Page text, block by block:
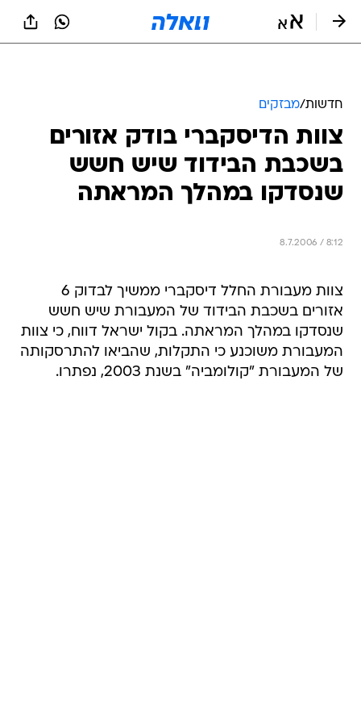
חדשות/מבזקים
צוות הדיסקברי בודק אזורים
בשכבת הבידוד שיש חשש
שנסדקו במהלך המראתה
8.7.2006 / 8:12
צוות מעבורת החלל דיסקברי ממשיך לבדוק 6
אזורים בשכבת הבידוד של המעבורת שיש חשש
שנסדקו במהלך המראתה. בקול ישראל דווח, כי צוות
המעבורת משוכנע כי התקלות, שהביאו להתרסקותה
של המעבורת "קולומביה" בשנת 2003, נפתרו.